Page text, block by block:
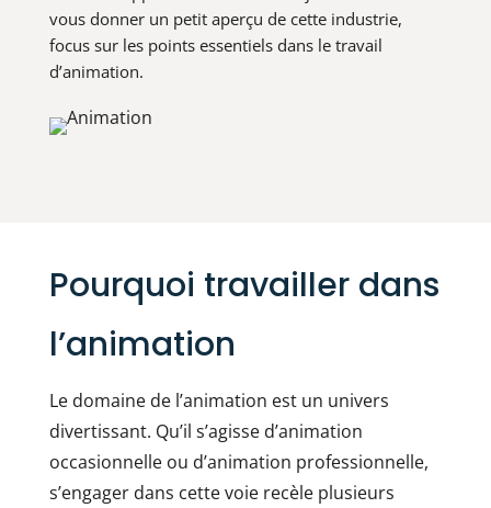
vous donner un petit aperçu de cette industrie,
focus sur les points essentiels dans le travail
d’animation.
Pourquoi travailler dans
l’animation
Le domaine de l’animation est un univers
divertissant. Qu’il s’agisse d’animation
occasionnelle ou d’animation professionnelle,
s’engager dans cette voie recèle plusieurs